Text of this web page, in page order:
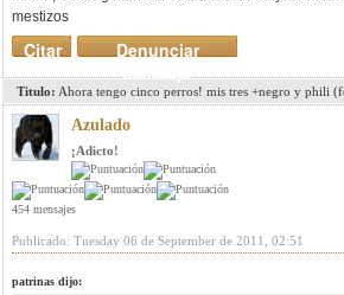
mestizos
Denunciar
mensaje
Citar
Titulo: Ahora tengo cinco perros! mis tres +negro y phili
Azulado
¡Adicto!
454 mensajes
Publicado: Tuesday 06 de September de 2011, 02:51
patrinas dijo: